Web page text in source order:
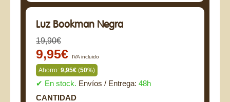
Luz Bookman Negra
19,90€
9,95€ IVA incluido
Ahorro: 9,95€ (50%)
✔ En stock. Envíos / Entrega: 48h